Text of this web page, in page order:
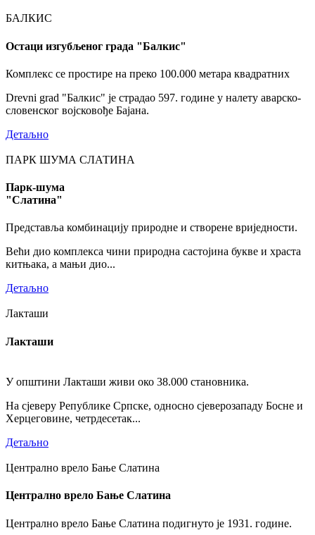
БАЛКИС
Остаци изгубљеног града "Балкис"
Комплекс се простире на преко 100.000 метара квадратних
Drevni grad "Балкис" је страдао 597. године у налету аварско-
словенског војсковође Бајана.
Детаљно
ПАРК ШУМА СЛАТИНА
Парк-шума
"Слатина"
Представља комбинацију природне и створене вриједности.
Већи дио комплекса чини природна састојина букве и храста
китњака, а мањи дио...
Детаљно
Лакташи
Лакташи
У општини Лакташи живи око 38.000 становника.
На сјеверу Републике Српске, односно сјеверозападу Босне и
Херцеговине, четрдесетак...
Детаљно
Централно врело Бање Слатина
Централно врело Бање Слатина
Централно врело Бање Слатина подигнуто је 1931. године.